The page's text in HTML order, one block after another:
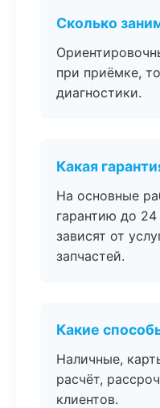
Сколько
при приёмке,
диагностики.
Какая
На основные
гарантию до
зависят от
запчастей.
Какие
Наличные,
расчёт,
клиентов.